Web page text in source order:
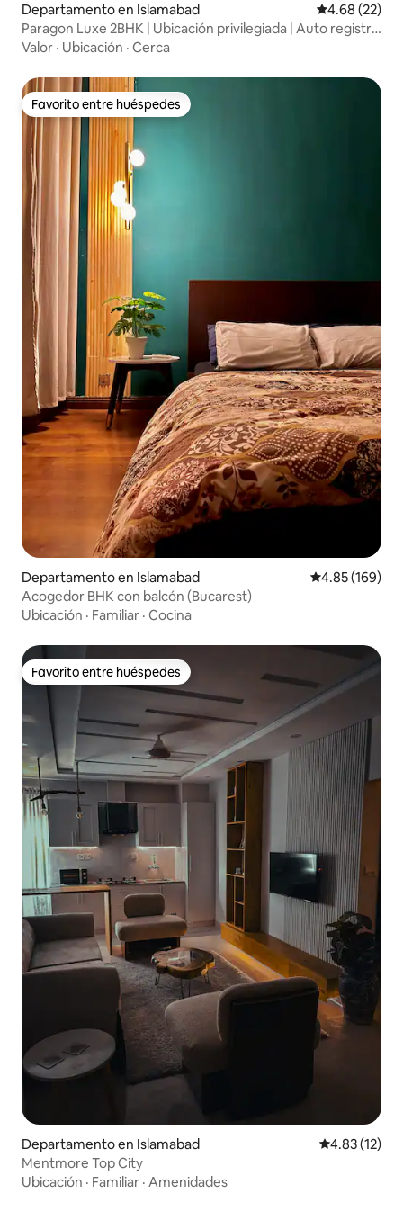
Departamento en Islamabad Calificación
4.68 (22)
Paragon Luxe 2BHK | Ubicación privilegiada | Auto registro
de entrada
Valor · Ubicación · Cerca
Favorito entre huéspedes
Favorito entre huéspedes
Departamento en Islamabad Calificación
4.85 (169)
Acogedor BHK con balcón (Bucarest)
Ubicación · Familiar · Cocina
Favorito entre huéspedes
Favorito entre huéspedes
Departamento en Islamabad Calificación
4.83 (12)
Mentmore Top City
Ubicación · Familiar · Amenidades